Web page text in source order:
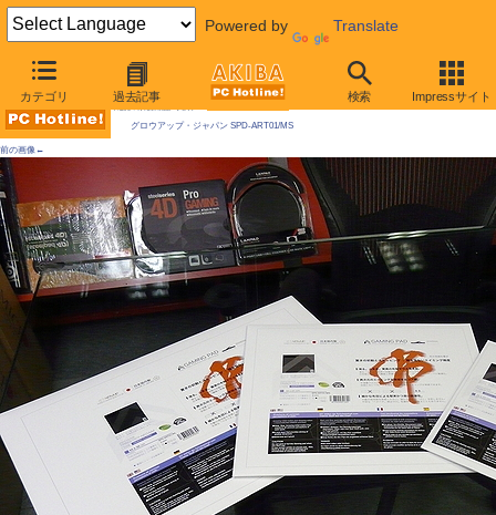
Powered by Translate
カテゴリ 過去記事 検索 Impressサイト
AKIBA PC Hotline! 2009年5月30日号
グロウアップ・ジャパン SPD-ART01/MS
前の画像←